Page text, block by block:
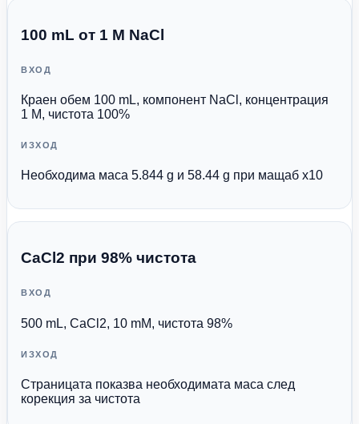
100 mL от 1 M NaCl
ВХОД
Краен обем 100 mL, компонент NaCl, концентрация
1 M, чистота 100%
ИЗХОД
Необходима маса 5.844 g и 58.44 g при мащаб x10
CaCl2 при 98% чистота
ВХОД
500 mL, CaCl2, 10 mM, чистота 98%
ИЗХОД
Страницата показва необходимата маса след
корекция за чистота